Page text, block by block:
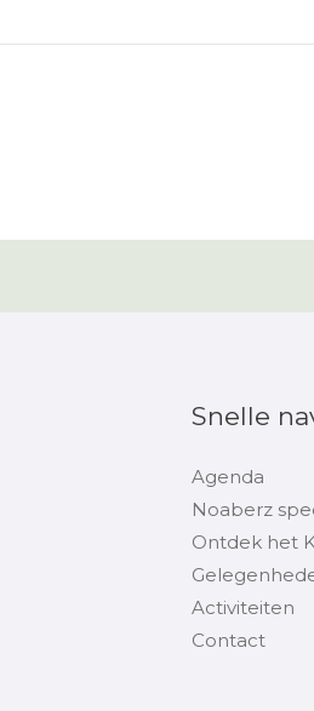
Snelle
Agenda
Noaberz
Ontdek het
Activiteiten
Contact